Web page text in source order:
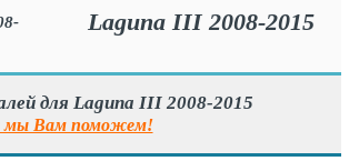
Laguna III 2008-2015
для Laguna III 2008-2015
мы Вам поможем!